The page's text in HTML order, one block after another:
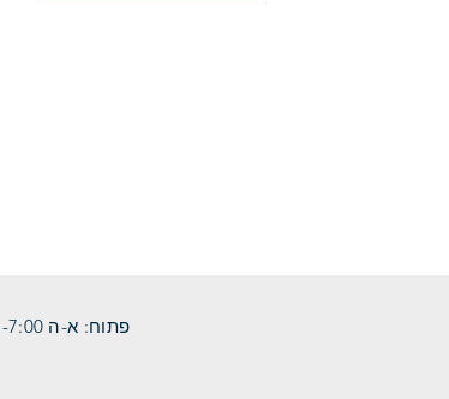
פתוח: א-ה 7:00- 19:00